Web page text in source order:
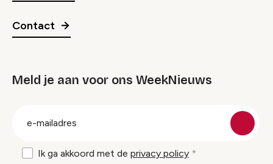
Contact
Meld je aan voor ons WeekNieuws
Ik ga akkoord met de privacy policy